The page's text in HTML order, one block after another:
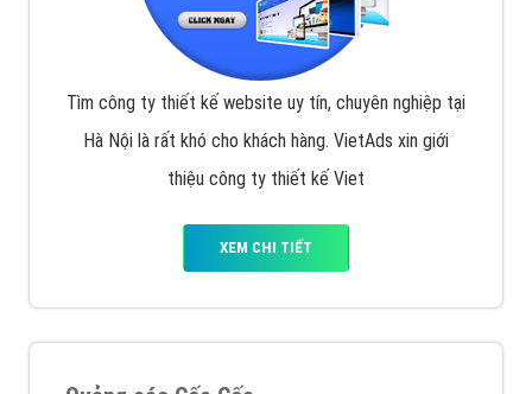
Tìm công ty thiết kế website uy tín, chuyên nghiệp tại
Hà Nội là rất khó cho khách hàng. VietAds xin giới
thiệu công ty thiết kế Viet
XEM CHI TIẾT